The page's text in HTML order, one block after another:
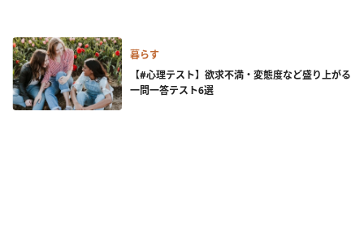
暮らす
【#心理テスト】欲求不満・変態度など盛り上がる
一問一答テスト6選